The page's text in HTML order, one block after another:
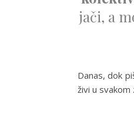
jači, a
Danas, dok
živi u